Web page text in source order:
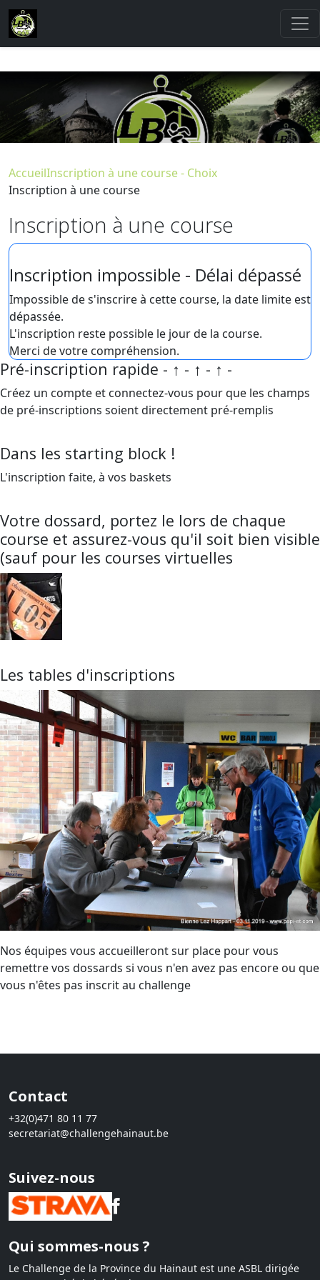
AccueilInscription à une course - Choix
Inscription à une course
Inscription à une course
Inscription impossible - Délai dépassé
Impossible de s'inscrire à cette course, la date limite est
dépassée.
L'inscription reste possible le jour de la course.
Merci de votre compréhension.
Pré-inscription rapide - ↑ - ↑ - ↑ -
Créez un compte et connectez-vous pour que les champs
de pré-inscriptions soient directement pré-remplis
Dans les starting block !
L'inscription faite, à vos baskets
Votre dossard, portez le lors de chaque
course et assurez-vous qu'il soit bien visible
(sauf pour les courses virtuelles
Les tables d'inscriptions
Nos équipes vous accueilleront sur place pour vous
remettre vos dossards si vous n'en avez pas encore ou que
vous n'êtes pas inscrit au challenge
Contact
+32(0)471 80 11 77
secretariat@challengehainaut.be
Suivez-nous
Qui sommes-nous ?
Le Challenge de la Province du Hainaut est une ASBL dirigée